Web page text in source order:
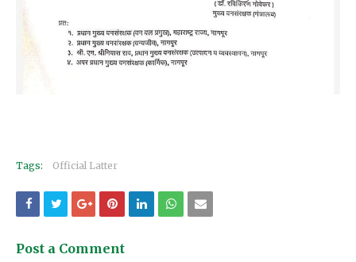
Tags: Official Latter
Post a Comment